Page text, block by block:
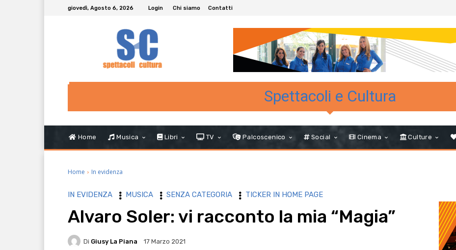
giovedì, Agosto 6, 2026 Login Chi siamo Contatti
Spettacoli e Cultura
Home Musica Libri TV Palcoscenico Social Cinema Culture
Home In evidenza
IN EVIDENZA MUSICA SENZA CATEGORIA TICKER IN HOME PAGE
Alvaro Soler: vi racconto la mia “Magia”
Di Giusy La Piana 17 Marzo 2021